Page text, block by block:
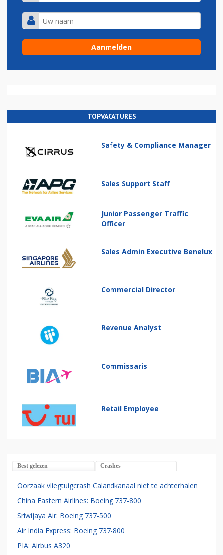
TOPVACATURES
Safety & Compliance Manager
Sales Support Staff
Junior Passenger Traffic
Officer
Sales Admin Executive Benelux
Commercial Director
Revenue Analyst
Commissaris
Retail Employee
Best gelezen Crashes
Oorzaak vliegtuigcrash Calandkanaal niet te achterhalen
China Eastern Airlines: Boeing 737-800
Sriwijaya Air: Boeing 737-500
Air India Express: Boeing 737-800
PIA: Airbus A320